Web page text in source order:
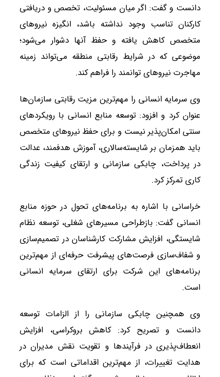
دانست و گفت: اگر میان مسئولیت، تخصص و دریافتی
کارکنان تناسب وجود نداشته باشد، انگیزه نیروهای
متخصص کاهش یافته و حفظ آنها دشوار می‌شود؛
موضوعی که در شرایط رقابتی منطقه می‌تواند زمینه
مهاجرت نیروهای توانمند را فراهم کند.
وی سرمایه انسانی را مهم‌ترین مزیت رقابتی سازمان‌ها
عنوان کرد و افزود: توسعه منابع انسانی با رویکردهای
سنتی امکان‌پذیر نیست و برای حفظ نیروهای متخصص
باید همزمان بر شایسته‌سالاری، آموزش هدفمند، عدالت
در پرداخت، چابکی سازمانی و ارتقای کیفیت زندگی
کاری تمرکز کرد.
خراسانی با اشاره به برنامه‌های تحول در حوزه منابع
انسانی گفت: بازطراحی مسیرهای شغلی، توسعه نظام
شایستگی، افزایش مشارکت کارشناسان در تصمیم‌سازی
و شفاف‌سازی فرصت‌های پیشرفت حرفه‌ای از مهم‌ترین
برنامه‌های این شرکت برای ارتقای سرمایه انسانی
است.
وی همچنین چابکی سازمانی را از الزامات توسعه
دانست و تصریح کرد: کاهش بروکراسی، افزایش
انعطاف‌پذیری در فرآیندها و تقویت نقش مدیران در
هدایت تغییرات، از مهم‌ترین اقداماتی است که برای